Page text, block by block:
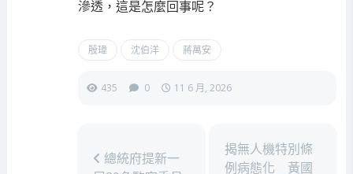
滲透，這是怎麼回事呢？
殷瑋 沈伯洋 蔣萬安
435 0 11 6 月, 2026
總統府提新一
揭無人機特別條
例病態化 黃國